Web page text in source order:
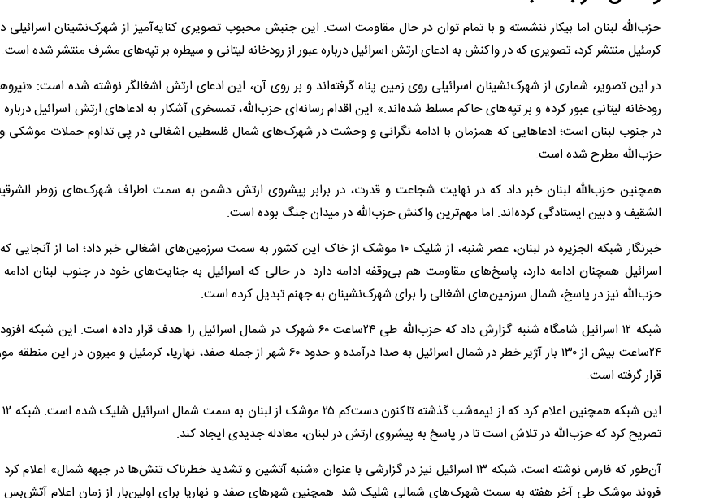
حزب‌الله لبنان اما بیکار ننشسته و با تمام توان در حال مقاومت است. این جنبش محبوب تصویری کنایه‌آمیز از شهرک‌نشینان اسرائیلی
کرمئیل منتشر کرد، تصویری که در واکنش به ادعای ارتش اسرائیل درباره عبور از رودخانه لیتانی و سیطره بر تپه‌های مشرف منتشر شده است.
در این تصویر، شماری از شهرک‌نشینان اسرائیلی روی زمین پناه گرفته‌اند و بر روی آن، این ادعای ارتش اشغالگر نوشته شده است:
رودخانه لیتانی عبور کرده و بر تپه‌های حاکم مسلط شده‌اند.» این اقدام رسانه‌ای حزب‌الله، تمسخری آشکار به ادعاهای ارتش اسرائیل
در جنوب لبنان است؛ ادعاهایی که همزمان با ادامه نگرانی و وحشت در شهرک‌های شمال فلسطین اشغالی در پی تداوم حملات موشکی
حزب‌الله مطرح شده است.
همچنین حزب‌الله لبنان خبر داد که در نهایت شجاعت و قدرت، در برابر پیشروی ارتش دشمن به سمت اطراف شهرک‌های زوطر
الشقیف و دبین ایستادگی کرده‌اند. اما مهم‌ترین واکنش حزب‌الله در میدان جنگ بوده است.
خبرنگار شبکه الجزیره در لبنان، عصر شنبه، از شلیک ۱۰ موشک از خاک این کشور به سمت سرزمین‌های اشغالی خبر داد؛ اما از
اسرائیل همچنان ادامه دارد، پاسخ‌های مقاومت هم بی‌وقفه ادامه دارد. در حالی که اسرائیل به جنایت‌های خود در جنوب لبنان
حزب‌الله نیز در پاسخ، شمال سرزمین‌های اشغالی را برای شهرک‌نشینان به جهنم تبدیل کرده است.
شبکه ۱۲ اسرائیل شامگاه شنبه گزارش داد که حزب‌الله طی ۲۴ساعت ۶۰ شهرک در شمال اسرائیل را هدف قرار داده است. این
۲۴ساعت بیش از ۱۳۰ بار آژیر خطر در شمال اسرائیل به صدا درآمده و حدود ۶۰ شهر از جمله صفد، نهاریا، کرمئیل و میرون در
قرار گرفته است.
این
تصریح کرد که حزب‌الله در تلاش است تا در پاسخ به پیشروی ارتش در لبنان، معادله جدیدی ایجاد کند.
آن‌طور که فارس نوشته است، شبکه ۱۳ اسرائیل نیز در گزارشی با عنوان «شنبه آتشین و تشدید خطرناک تنش‌ها در جبهه شمال» اعلام
فروند موشک طی آخر هفته به سمت شهرک‌های شمالی شلیک شد. همچنین شهرهای صفد و نهاریا برای اولین‌بار از زمان اعلام آتش‌بس